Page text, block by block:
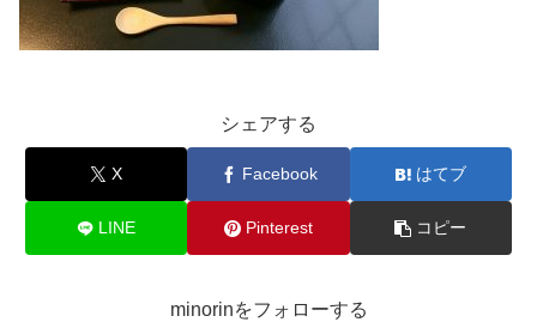
シェアする
X Facebook はてブ
LINE Pinterest コピー
minorinをフォローする